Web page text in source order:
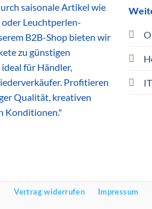
saisonale Artikel wie
Leuchtperlen-
B2B-Shop bieten wir
zu günstigen
für Händler,
Profitieren
Qualität, kreativen
Konditionen."
Vertrag widerrufen Impressum